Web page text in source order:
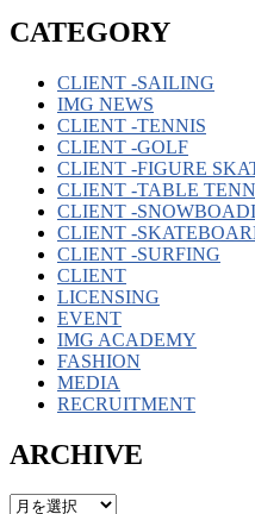
CATEGORY
CLIENT -SAILING
IMG NEWS
CLIENT -TENNIS
CLIENT -GOLF
CLIENT -FIGURE
CLIENT -TABLE
CLIENT -
CLIENT -
CLIENT -SURFING
CLIENT
LICENSING
EVENT
IMG ACADEMY
FASHION
MEDIA
RECRUITMENT
ARCHIVE
ARCHIVE